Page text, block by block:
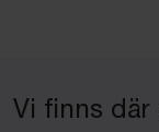
Vi finns där